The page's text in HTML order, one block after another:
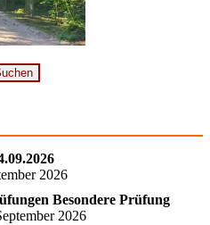
2026
Besondere Prüfung
2026